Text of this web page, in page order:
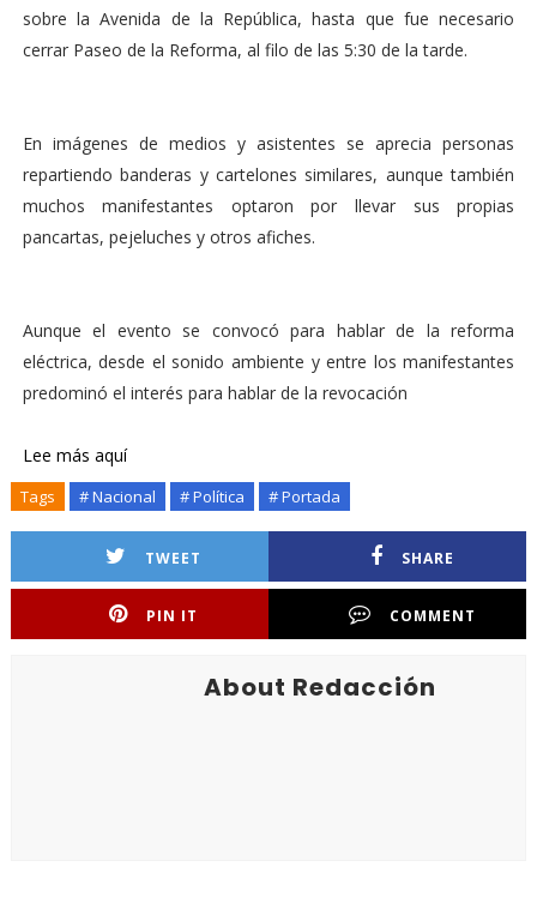
sobre la Avenida de la República, hasta que fue necesario
cerrar Paseo de la Reforma, al filo de las 5:30 de la tarde.
En imágenes de medios y asistentes se aprecia personas
repartiendo banderas y cartelones similares, aunque también
muchos manifestantes optaron por llevar sus propias
pancartas, pejeluches y otros afiches.
Aunque el evento se convocó para hablar de la reforma
eléctrica, desde el sonido ambiente y entre los manifestantes
predominó el interés para hablar de la revocación
Lee más aquí
Tags # Nacional # Política # Portada
TWEET SHARE
PIN IT COMMENT
About Redacción